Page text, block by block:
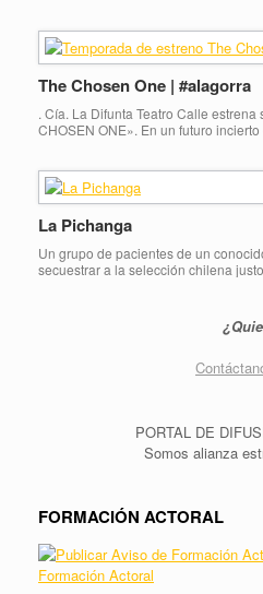
participó en la Guerra de la
The Chosen One | #alagorra
. Cía. La Difunta Teatro Calle estrena
CHOSEN ONE». En un futuro
recursos naturales más preciados,
definitivamente […]
La Pichanga
Un grupo de pacientes de un
secuestrar a la selección chilena
parlamento y así desquitarse
PORTAL DE
Somos alianza
FORMACIÓN ACTORAL
Formación Actoral